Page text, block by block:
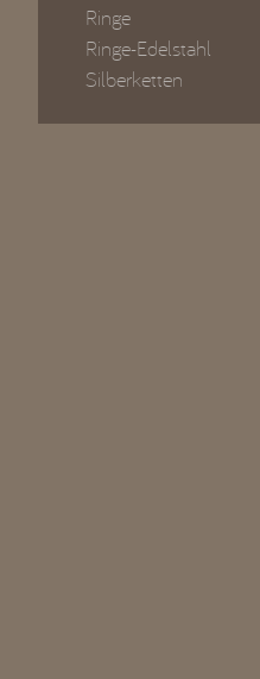
Ringe
Ringe-Edelstahl
Silberketten